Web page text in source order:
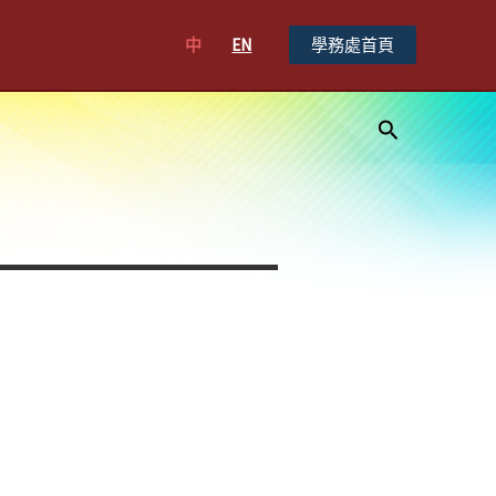
中 EN 學務處首頁
搜
尋